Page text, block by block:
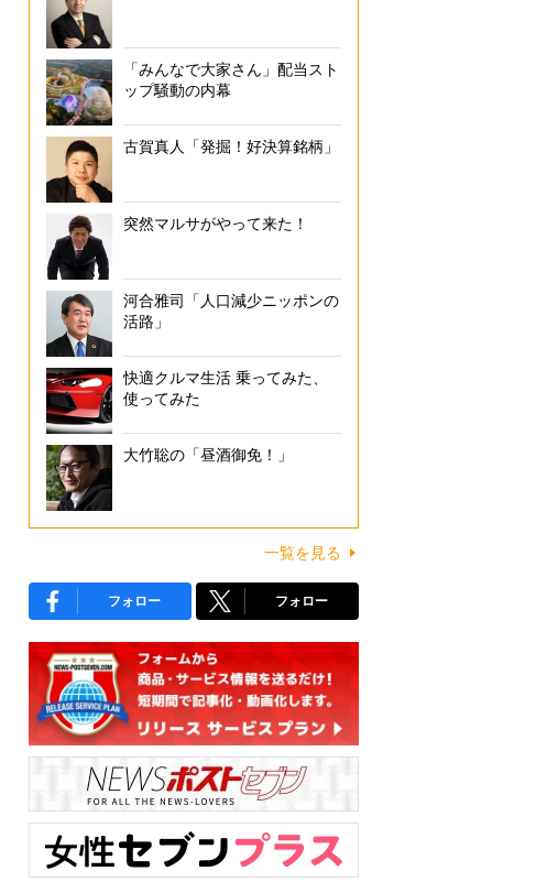
「みんなで大家さん」配当スト
ップ騒動の内幕
古賀真人「発掘！好決算銘柄」
突然マルサがやって来た！
河合雅司「人口減少ニッポンの
活路」
快適クルマ生活 乗ってみた、
使ってみた
大竹聡の「昼酒御免！」
一覧を見る
フォロー フォロー